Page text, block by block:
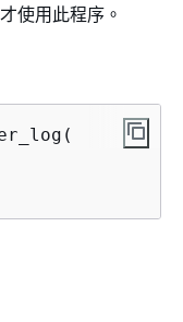
使用此程序。